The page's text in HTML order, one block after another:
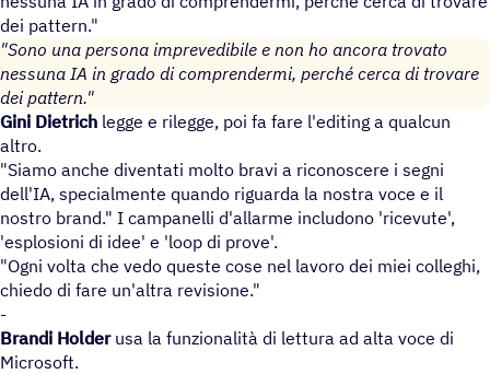
dei pattern."
"Sono una persona imprevedibile e non ho ancora trovato
nessuna IA in grado di comprendermi, perché cerca di trovare
dei pattern."
Gini Dietrich legge e rilegge, poi fa fare l'editing a qualcun
altro.
"Siamo anche diventati molto bravi a riconoscere i segni
dell'IA, specialmente quando riguarda la nostra voce e il
nostro brand." I campanelli d'allarme includono 'ricevute',
'esplosioni di idee' e 'loop di prove'.
"Ogni volta che vedo queste cose nel lavoro dei miei colleghi,
chiedo di fare un'altra revisione."
-
Brandi Holderusa la funzionalità di lettura ad alta voce di
Microsoft.